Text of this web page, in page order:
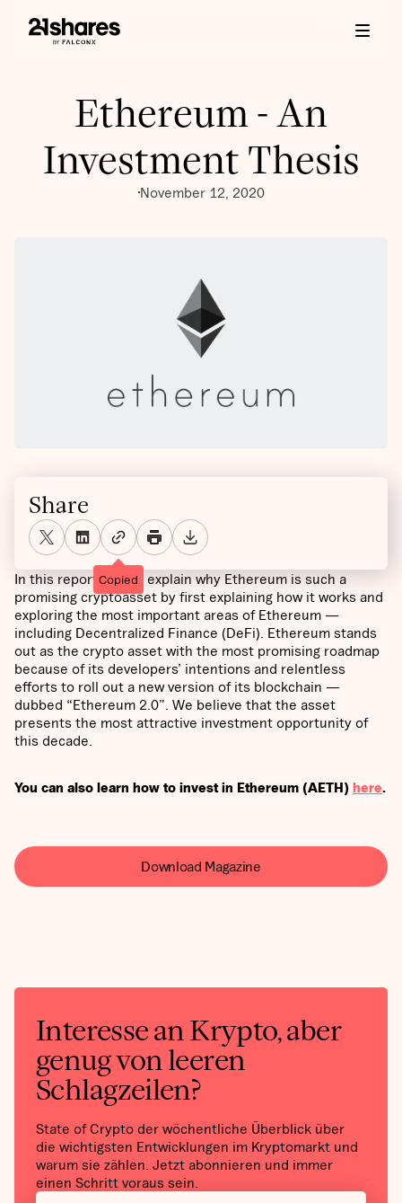
Ethereum - An
Investment Thesis
November 12, 2020
In this report we will explain why Ethereum is such a
promising cryptoasset by first explaining how it works and
exploring the most important areas of Ethereum —
including Decentralized Finance (DeFi). Ethereum stands
out as the crypto asset with the most promising roadmap
because of its developers’ intentions and relentless
efforts to roll out a new version of its blockchain —
dubbed “Ethereum 2.0”. We believe that the asset
presents the most attractive investment opportunity of
this decade.
You can also learn how to invest in Ethereum (AETH) here.
Download Magazine
Share
Copied
Interesse an Krypto, aber
genug von leeren
Schlagzeilen?
State of Crypto der wöchentliche Überblick über
die wichtigsten Entwicklungen im Kryptomarkt und
warum sie zählen. Jetzt abonnieren und immer
einen Schritt voraus sein.